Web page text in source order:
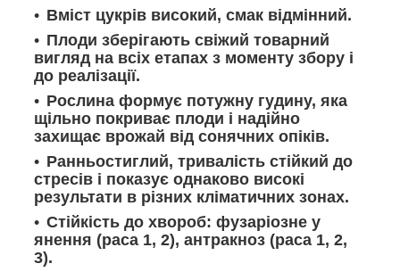
Вміст цукрів високий, смак відмінний.
Плоди зберігають свіжий товарний
вигляд на всіх етапах з моменту збору і
до реалізації.
Рослина формує потужну гудину, яка
щільно покриває плоди і надійно
захищає врожай від сонячних опіків.
Ранньостиглий, тривалість стійкий до
стресів і показує однаково високі
результати в різних кліматичних зонах.
Стійкість до хвороб: фузаріозне у
янення (раса 1, 2), антракноз (раса 1, 2,
3).